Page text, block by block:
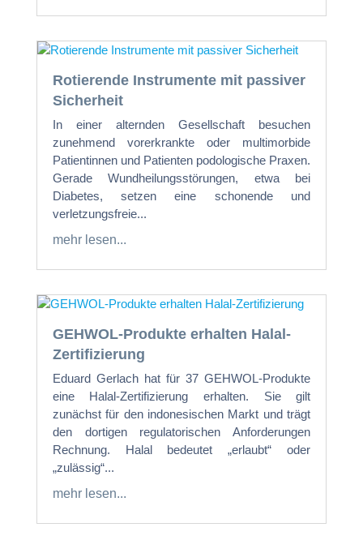
Rotierende Instrumente mit passiver
Sicherheit
In einer alternden Gesellschaft besuchen
zunehmend vorerkrankte oder multimorbide
Patientinnen und Patienten podologische Praxen.
Gerade Wundheilungsstörungen, etwa bei
Diabetes, setzen eine schonende und
verletzungsfreie...
mehr lesen...
GEHWOL-Produkte erhalten Halal-
Zertifizierung
Eduard Gerlach hat für 37 GEHWOL-Produkte
eine Halal-Zertifizierung erhalten. Sie gilt
zunächst für den indonesischen Markt und trägt
den dortigen regulatorischen Anforderungen
Rechnung. Halal bedeutet „erlaubt“ oder
„zulässig“...
mehr lesen...